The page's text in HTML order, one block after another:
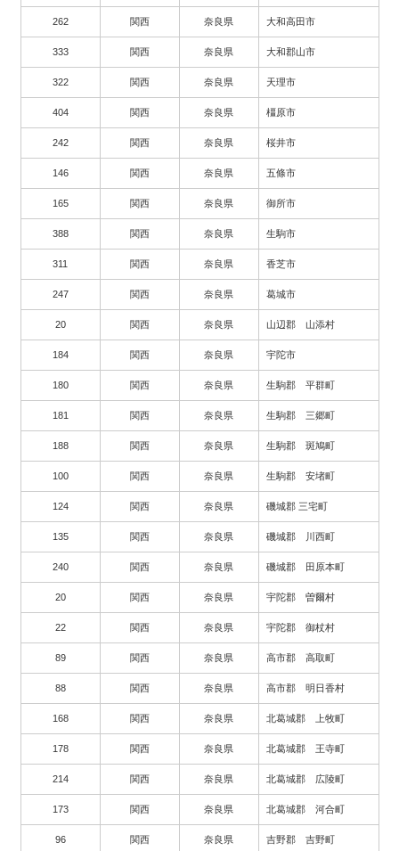
262 関西 奈良県 大和高田市
333 関西 奈良県 大和郡山市
322 関西 奈良県 天理市
404 関西 奈良県 橿原市
242 関西 奈良県 桜井市
146 関西 奈良県 五條市
165 関西 奈良県 御所市
388 関西 奈良県 生駒市
311 関西 奈良県 香芝市
247 関西 奈良県 葛城市
20 関西 奈良県 山辺郡 山添村
184 関西 奈良県 宇陀市
180 関西 奈良県 生駒郡 平群町
181 関西 奈良県 生駒郡 三郷町
188 関西 奈良県 生駒郡 斑鳩町
100 関西 奈良県 生駒郡 安堵町
124 関西 奈良県 磯城郡 三宅町
135 関西 奈良県 磯城郡 川西町
240 関西 奈良県 磯城郡 田原本町
20 関西 奈良県 宇陀郡 曽爾村
22 関西 奈良県 宇陀郡 御杖村
89 関西 奈良県 高市郡 高取町
88 関西 奈良県 高市郡 明日香村
168 関西 奈良県 北葛城郡 上牧町
178 関西 奈良県 北葛城郡 王寺町
214 関西 奈良県 北葛城郡 広陵町
173 関西 奈良県 北葛城郡 河合町
96 関西 奈良県 吉野郡 吉野町